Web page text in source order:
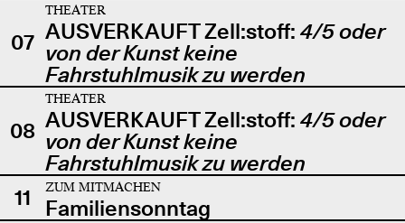
07
THEATER
AUSVERKAUFT Zell:stoff: 4/5 oder
von der Kunst keine
Fahrstuhlmusik zu werden
08
THEATER
AUSVERKAUFT Zell:stoff: 4/5 oder
von der Kunst keine
Fahrstuhlmusik zu werden
11
ZUM MITMACHEN
Familiensonntag